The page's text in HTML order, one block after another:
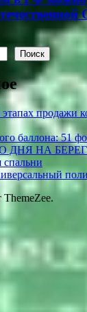
Поиск
продажи
баллона: 51
НА
ThemeZee.